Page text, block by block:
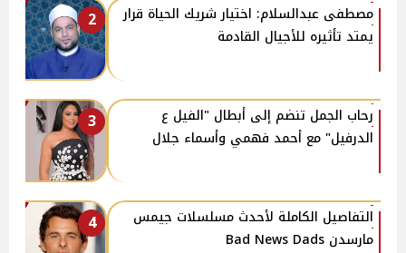
2
مصطفى عبدالسلام: اختيار شريك الحياة قرار
يمتد تأثيره للأجيال القادمة
3
رحاب الجمل تنضم إلى أبطال "الفيل ع
الدرفيل" مع أحمد فهمي وأسماء جلال
4
التفاصيل الكاملة لأحدث مسلسلات جيمس
مارسدن Bad News Dads